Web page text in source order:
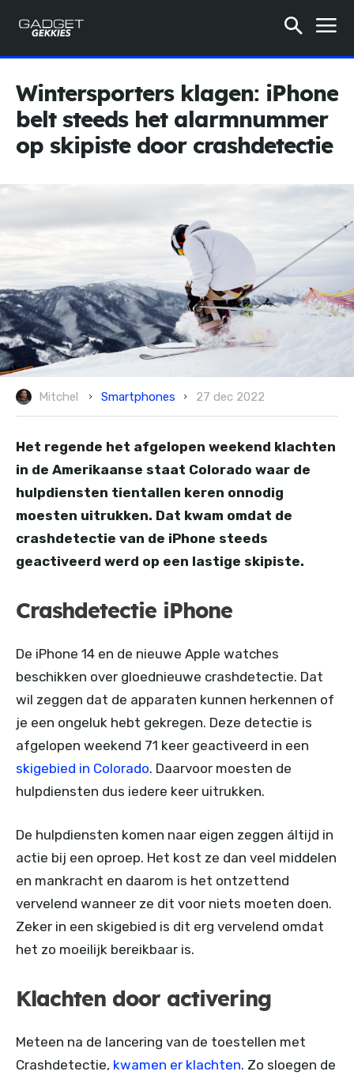
Wintersporters klagen: iPhone
belt steeds het alarmnummer
op skipiste door crashdetectie
Mitchel Smartphones 27 dec 2022
Het regende het afgelopen weekend klachten
in de Amerikaanse staat Colorado waar de
hulpdiensten tientallen keren onnodig
moesten uitrukken. Dat kwam omdat de
crashdetectie van de iPhone steeds
geactiveerd werd op een lastige skipiste.
Crashdetectie iPhone
De iPhone 14 en de nieuwe Apple watches
beschikken over gloednieuwe crashdetectie. Dat
wil zeggen dat de apparaten kunnen herkennen of
je een ongeluk hebt gekregen. Deze detectie is
afgelopen weekend 71 keer geactiveerd in een
skigebied in Colorado. Daarvoor moesten de
hulpdiensten dus iedere keer uitrukken.
De hulpdiensten komen naar eigen zeggen áltijd in
actie bij een oproep. Het kost ze dan veel middelen
en mankracht en daarom is het ontzettend
vervelend wanneer ze dit voor niets moeten doen.
Zeker in een skigebied is dit erg vervelend omdat
het zo moeilijk bereikbaar is.
Klachten door activering
Meteen na de lancering van de toestellen met
Crashdetectie, kwamen er klachten. Zo sloegen de